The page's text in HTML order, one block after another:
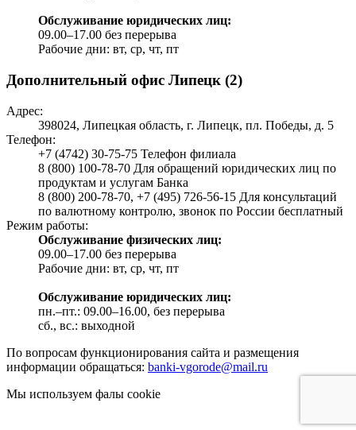
Обслуживание юридических лиц:
09.00–17.00 без перерыва
Рабочие дни: вт, ср, чт, пт
Дополнительный офис Липецк (2)
Адрес:
398024, Липецкая область, г. Липецк, пл. Победы, д. 5
Телефон:
+7 (4742) 30-75-75 Телефон филиала
8 (800) 100-78-70 Для обращений юридических лиц по
продуктам и услугам Банка
8 (800) 200-78-70, +7 (495) 726-56-15 Для консультаций
по валютному контролю, звонок по России бесплатный
Режим работы:
Обслуживание физических лиц:
09.00–17.00 без перерыва
Рабочие дни: вт, ср, чт, пт
Обслуживание юридических лиц:
пн.–пт.: 09.00–16.00, без перерыва
сб., вс.: выходной
По вопросам функционирования сайта и размещения
информации обращаться: banki-vgorode@mail.ru
Мы используем фалы cookie